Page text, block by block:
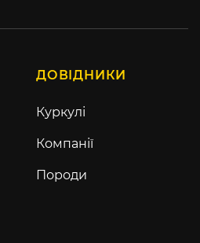
ДОВІДНИКИ
Куркулі
Компанії
Породи